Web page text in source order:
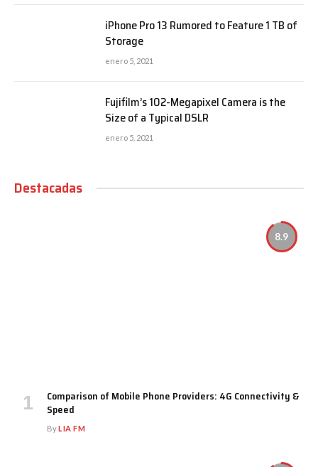
iPhone Pro 13 Rumored to Feature 1 TB of
Storage
enero 5, 2021
Fujifilm’s 102-Megapixel Camera is the
Size of a Typical DSLR
enero 5, 2021
Destacadas
8.9
Comparison of Mobile Phone Providers: 4G Connectivity &
Speed
ByLIA FM